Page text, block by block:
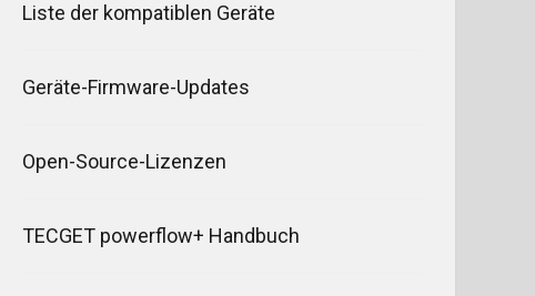
Liste der kompatiblen Geräte
Geräte-Firmware-Updates
Open-Source-Lizenzen
TECGET powerflow+ Handbuch